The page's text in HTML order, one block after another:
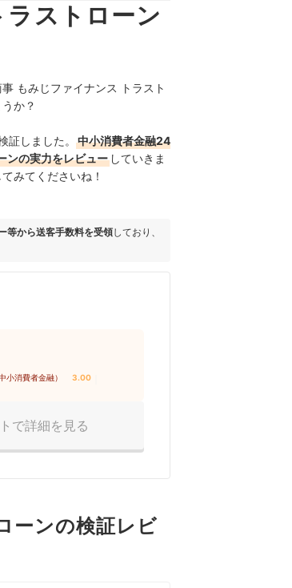
ストローン
もみじファイナンス トラスト
か？
しました。
中小消費者金融24
ンの実力をレビュー していきま
みてくださいね！
等から送客手数料を受領しており、
小消費者金融） 3.00
で詳細を見る
ーンの検証レビ